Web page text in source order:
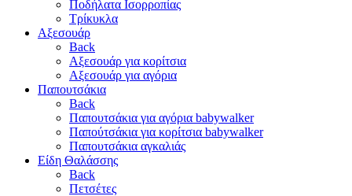
Ποδήλατα Ισορροπίας
Τρίκυκλα
Αξεσουάρ
Back
Αξεσουάρ για κορίτσια
Αξεσουάρ για αγόρια
Παπουτσάκια
Back
Παπουτσάκια για αγόρια babywalker
Παπούτσάκια για κορίτσια babywalker
Παπουτσάκια αγκαλιάς
Είδη Θαλάσσης
Back
Πετσέτες